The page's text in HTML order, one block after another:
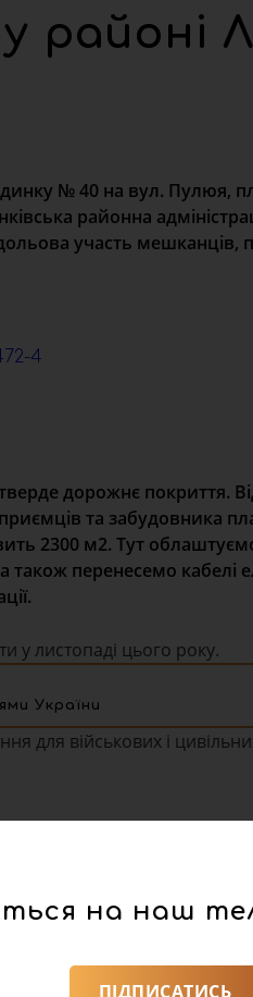
районі
№ 40 на вул. Пулюя,
районна
участь мешканців,
дорожнє покриття.
та забудовника
2300 м2. Тут
також перенесемо кабелі
у листопаді цього року.
України
для військових і
на наш
ПІДПИСАТИСЬ